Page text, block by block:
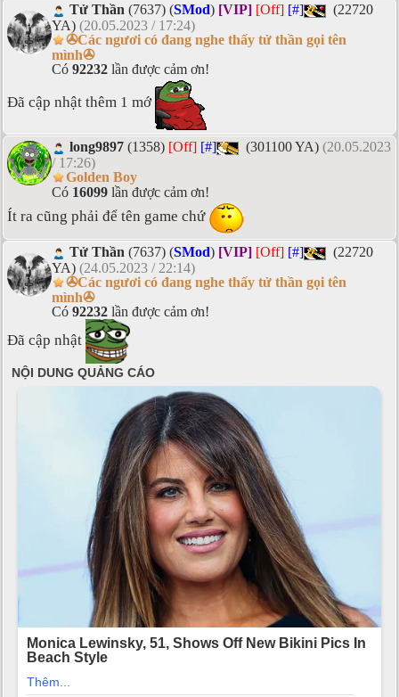
Tử Thần (7637) (SMod) [VIP] [Off] [#]
(22720
YA) (20.05.2023 / 17:24)
✇Các ngươi có đang nghe thấy tử thần gọi tên
mình✇
Có 92232 lần được cảm ơn!
Đã cập nhật thêm 1 mớ
long9897 (1358) [Off] [#] (301100 YA) (20.05.2023
/ 17:26)
Golden Boy
Có 16099 lần được cảm ơn!
Ít ra cũng phải để tên game chứ
Tử Thần (7637) (SMod) [VIP] [Off] [#]
(22720
YA) (24.05.2023 / 22:14)
✇Các ngươi có đang nghe thấy tử thần gọi tên
mình✇
Có 92232 lần được cảm ơn!
Đã cập nhật